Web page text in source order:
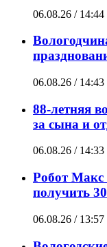
06.08.26 / 14:44
06.08.26 / 14:43
88-летняя
за сына и
06.08.26 / 14:33
Робот Макс
получить
06.08.26 / 13:57